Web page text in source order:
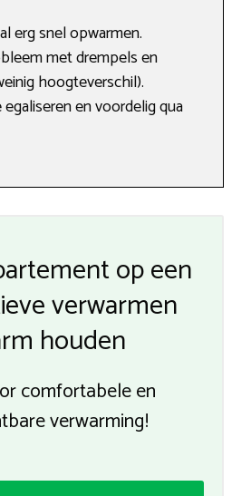
erg snel opwarmen.
met drempels en
hoogteverschil).
en voordelig qua
op een
verwarmen
houden
comfortabele en
verwarming!